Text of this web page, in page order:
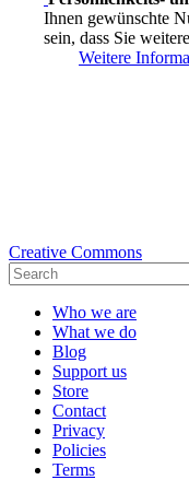
Ihnen gewünschte
sein, dass Sie
Weitere
Creative Commons
Who we are
What we do
Blog
Support us
Store
Contact
Privacy
Policies
Terms